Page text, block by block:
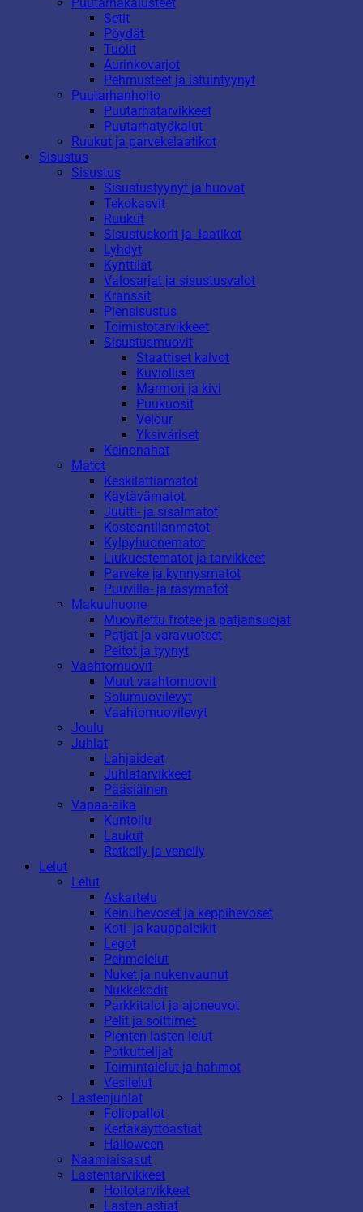
Setit
Pöydät
Tuolit
Aurinkovarjot
Pehmusteet ja istuintyynyt
Puutarhanhoito
Puutarhatarvikkeet
Puutarhatyökalut
Ruukut ja parvekelaatikot
Sisustus
Sisustus
Sisustustyynyt ja huovat
Tekokasvit
Ruukut
Sisustuskorit ja -laatikot
Lyhdyt
Kynttilät
Valosarjat ja sisustusvalot
Kranssit
Piensisustus
Toimistotarvikkeet
Sisustusmuovit
Staattiset kalvot
Kuviolliset
Marmori ja kivi
Puukuosit
Velour
Yksiväriset
Keinonahat
Matot
Keskilattiamatot
Käytävämatot
Juutti- ja sisalmatot
Kosteantilanmatot
Kylpyhuonematot
Liukuestematot ja tarvikkeet
Parveke ja kynnysmatot
Puuvilla- ja räsymatot
Makuuhuone
Muovitettu frotee ja patjansuojat
Patjat ja varavuoteet
Peitot ja tyynyt
Vaahtomuovit
Muut vaahtomuovit
Solumuovilevyt
Vaahtomuovilevyt
Joulu
Juhlat
Lahjaideat
Juhlatarvikkeet
Pääsiäinen
Vapaa-aika
Kuntoilu
Laukut
Retkeily ja veneily
Lelut
Lelut
Askartelu
Keinuhevoset ja keppihevoset
Koti- ja kauppaleikit
Legot
Pehmolelut
Nuket ja nukenvaunut
Nukkekodit
Parkkitalot ja ajoneuvot
Pelit ja soittimet
Pienten lasten lelut
Potkuttelijat
Toimintalelut ja hahmot
Vesilelut
Lastenjuhlat
Foliopallot
Kertakäyttöastiat
Halloween
Naamiaisasut
Lastentarvikkeet
Hoitotarvikkeet
Lasten astiat